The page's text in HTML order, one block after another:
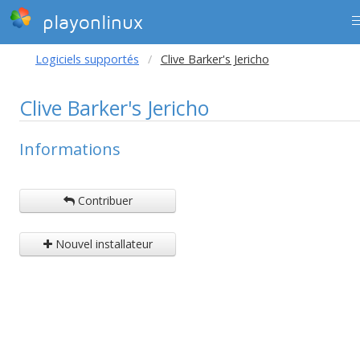
playonlinux
Logiciels supportés Clive Barker's Jericho
Clive Barker's Jericho
Informations
Contribuer
Nouvel installateur